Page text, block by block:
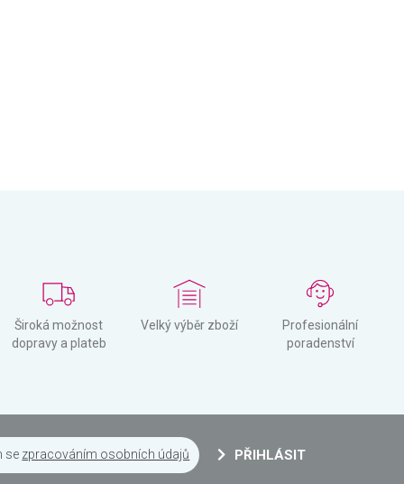
Široká možnost
dopravy a plateb
Velký výběr zboží
Profesionální
poradenství
se zpracováním osobních údajů PŘIHLÁSIT